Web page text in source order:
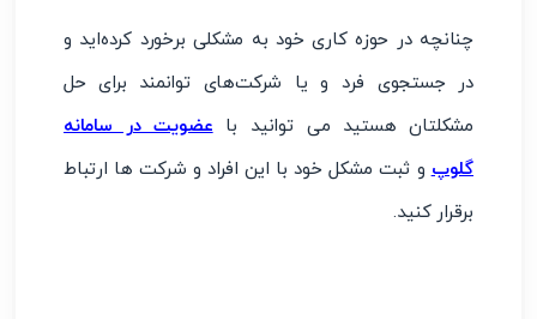
چنانچه در حوزه کاری خود به مشکلی برخورد کرده‌اید و
در جستجوی فرد و یا شرکت‌های توانمند برای حل
مشکلتان هستید می توانید باعضویت در سامانه
گلوپو ثبت مشکل خود با این افراد و شرکت ها ارتباط
برقرار کنید.